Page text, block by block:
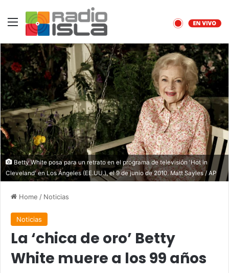
Menu
Betty White posa para un retrato en el programa de televisión 'Hot in
Cleveland' en Los Ángeles (EE.UU.), el 9 de junio de 2010. Matt Sayles / AP
Home / Noticias
Noticias
La ‘chica de oro’ Betty
White muere a los 99 años